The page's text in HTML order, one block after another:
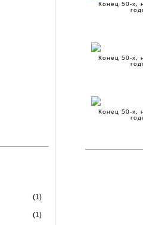
(1)
(1)
Конец 50-х,
Конец 50-х,
Конец 50-х,